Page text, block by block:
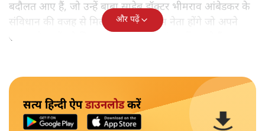
बदौलत आए हैं, जो उन्हें बाबा साहेब डॉक्टर भीमराव आंबेडकर के
संविधान की वजह से मिला। ऐसे बहुत कम नेता होंगे जो अपने
समाज के मुद्दों को विधानसभाओं में और संसद में उठाते हैं।
और पढ़ें
सत्य हिन्दी ऐपडाउनलोडकरें